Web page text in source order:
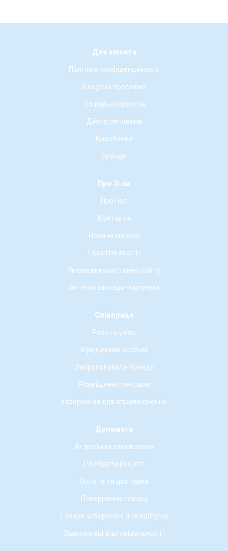
Для клієнта
Політика конфіденційності
Бонусна програма
Соціальні проєкти
Діюча речовина
Виробники
Бренди
Про 3i.ua
Про нас
Контакти
Новини мережі
Гарантія якості
Умови використання сайту
Аптечні заклади-партнери
Співпраця
Робота у нас
Юридичним особам
Запропонувати оренду
Розміщення реклами
Інформація для оприлюднення
Допомога
Як зробити замовлення
Розібрати рецепт
Оплата та доставка
Повернення товару
Товари заборонені для відпуску
Відмова від відповідальності